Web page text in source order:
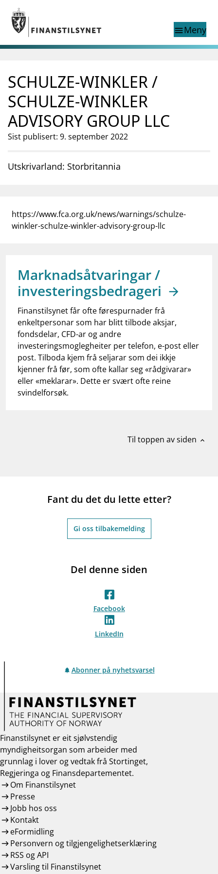
Gå til hovedinnhold
Gå til søkesiden
menuMeny
nettstedet
English
English
English home page
Tilsyn
Aktuelt
Finanstilsynets registre
Tema
supervisor_accountForbrukerinformasjon
work_outlineJobb hos oss
Abonner på nyhetsvarsel
SCHULZE-WINKLER /
SCHULZE-WINKLER
ADVISORY GROUP LLC
Sist publisert: 9. september 2022
Utskrivarland: Storbritannia
https://www.fca.org.uk/news/warnings/schulze-
winkler-schulze-winkler-advisory-group-llc
Marknadsåtvaringar /
investeringsbedrageri
Finanstilsynet får ofte førespurnader frå
enkeltpersonar som har blitt tilbode aksjar,
fondsdelar, CFD-ar og andre
investeringsmoglegheiter per telefon, e-post eller
post. Tilboda kjem frå seljarar som dei ikkje
kjenner frå før, som ofte kallar seg «rådgivarar»
eller «meklarar». Dette er svært ofte reine
svindelforsøk.
Til toppen av siden expand_less
Fant du det du lette etter?
Gi oss tilbakemelding
Del denne siden
Facebook
LinkedIn
Abonner på nyhetsvarsel
Finanstilsynet er eit sjølvstendig
myndigheitsorgan som arbeider med
grunnlag i lover og vedtak frå Stortinget,
Regjeringa og Finansdepartementet.
Om Finanstilsynet
Presse
Jobb hos oss
Kontakt
eFormidling
Personvern og tilgjengelighetserklæring
RSS og API
Varsling til Finanstilsynet